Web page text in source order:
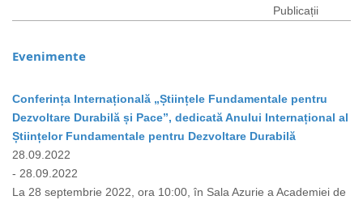
Publicații
Evenimente
Conferința Internațională „Științele Fundamentale pentru
Dezvoltare Durabilă și Pace”, dedicată Anului Internațional al
Științelor Fundamentale pentru Dezvoltare Durabilă
28.09.2022
- 28.09.2022
La 28 septembrie 2022, ora 10:00, în Sala Azurie a Academiei de